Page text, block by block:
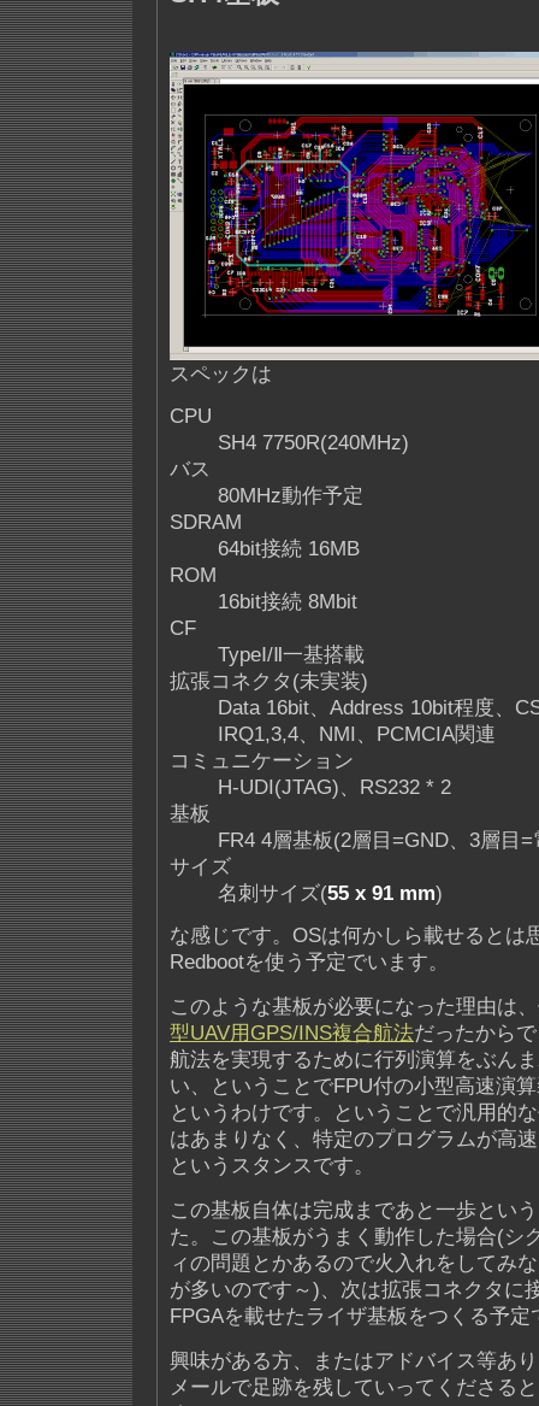
スペックは
CPU
SH4 7750R(240MHz)
バス
80MHz動作予定
SDRAM
64bit接続 16MB
ROM
16bit接続 8Mbit
CF
TypeⅠ/Ⅱ一基搭載
拡張コネクタ(未実装)
Data 16bit、Address 10bit程度、
IRQ1,3,4、NMI、PCMCIA関連
コミュニケーション
H-UDI(JTAG)、RS232 * 2
基板
FR4 4層基板(2層目=GND、3層目=
サイズ
名刺サイズ(55 x 91 mm)
な感じです。OSは何かしら載せるとは
Redbootを使う予定でいます。
このような基板が必要になった理由は
型UAV用GPS/INS複合航法だったから
航法を実現するために行列演算をぶん
い、ということでFPU付の小型高速演
というわけです。ということで汎用的
はあまりなく、特定のプログラムが高
というスタンスです。
この基板自体は完成まであと一歩とい
た。この基板がうまく動作した場合(シ
ィの問題とかあるので火入れをしてみ
が多いのです～)、次は拡張コネクタに
FPGAを載せたライザ基板をつくる予定
興味がある方、またはアドバイス等あ
メールで足跡を残していってくださる